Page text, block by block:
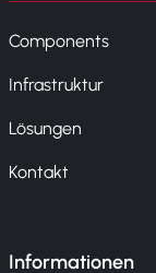
Components
Infrastruktur
Lösungen
Kontakt
Informationen